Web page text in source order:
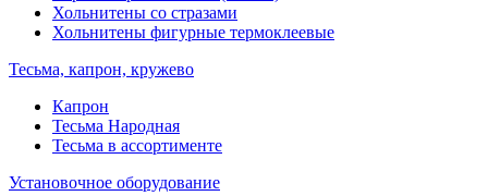
Хольнитены со стразами
Хольнитены фигурные термоклеевые
Тесьма, капрон, кружево
Капрон
Тесьма Народная
Тесьма в ассортименте
Установочное оборудование